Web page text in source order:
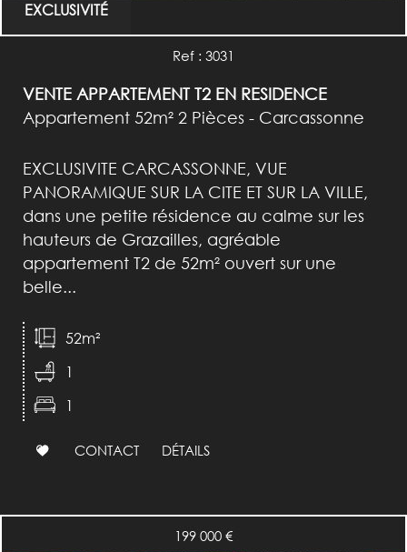
EXCLUSIVITÉ
Ref : 3031
VENTE APPARTEMENT T2 EN RESIDENCE
Appartement 52m² 2 Pièces - Carcassonne
EXCLUSIVITE CARCASSONNE, VUE
PANORAMIQUE SUR LA CITE ET SUR LA VILLE,
dans une petite résidence au calme sur les
hauteurs de Grazailles, agréable
appartement T2 de 52m² ouvert sur une
belle...
52m²
1
1
CONTACT DÉTAILS
199 000 €